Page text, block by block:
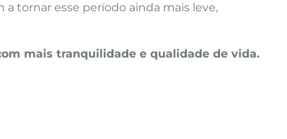
tornar esse período ainda mais leve,
mais tranquilidade e qualidade de vida.